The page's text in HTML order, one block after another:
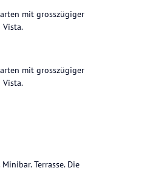
mit grosszügiger
mit grosszügiger
Vista.
Terrasse. Die